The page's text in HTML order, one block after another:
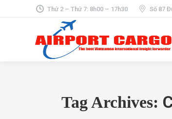
Thứ 2 – Thứ 7: 8h00 – 17h30 Số 87
Tag Archives: